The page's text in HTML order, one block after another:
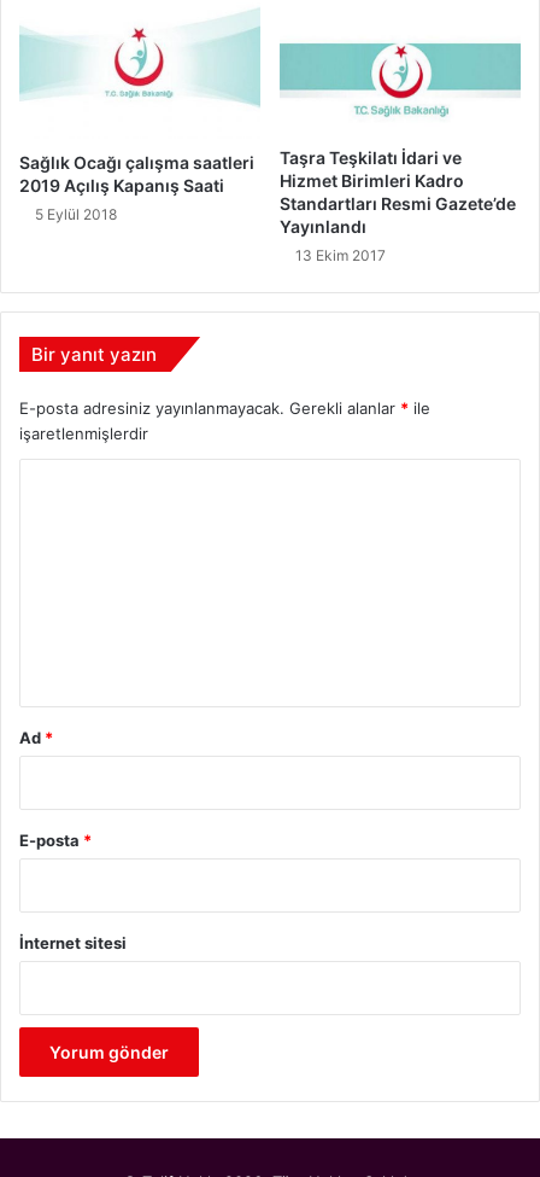
Sağlık Ocağı çalışma saatleri
2019 Açılış Kapanış Saati
5 Eylül 2018
Taşra Teşkilatı İdari ve
Hizmet Birimleri Kadro
Standartları Resmi Gazete’de
Yayınlandı
13 Ekim 2017
Bir yanıt yazın
E-posta adresiniz yayınlanmayacak. Gerekli alanlar * ile
işaretlenmişlerdir
Ad *
E-posta *
İnternet sitesi